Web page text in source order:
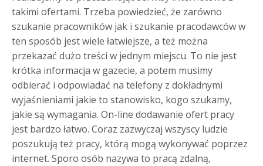
takimi ofertami. Trzeba powiedzieć, że zarówno
szukanie pracowników jak i szukanie pracodawców w
ten sposób jest wiele łatwiejsze, a też można
przekazać dużo treści w jednym miejscu. To nie jest
krótka informacja w gazecie, a potem musimy
odbierać i odpowiadać na telefony z dokładnymi
wyjaśnieniami jakie to stanowisko, kogo szukamy,
jakie są wymagania. On-line dodawanie ofert pracy
jest bardzo łatwo. Coraz zazwyczaj wszyscy ludzie
poszukują też pracy, którą mogą wykonywać poprzez
internet. Sporo osób nazywa to pracą zdalną,